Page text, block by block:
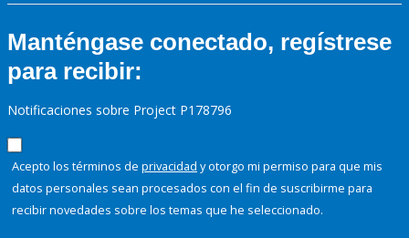
Manténgase conectado, regístrese
para recibir:
Notificaciones sobre Project P178796
Acepto los términos de privacidad y otorgo mi permiso para que mis
datos personales sean procesados con el fin de suscribirme para
recibir novedades sobre los temas que he seleccionado.